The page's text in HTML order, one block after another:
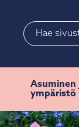
Asuminen
ympäristö